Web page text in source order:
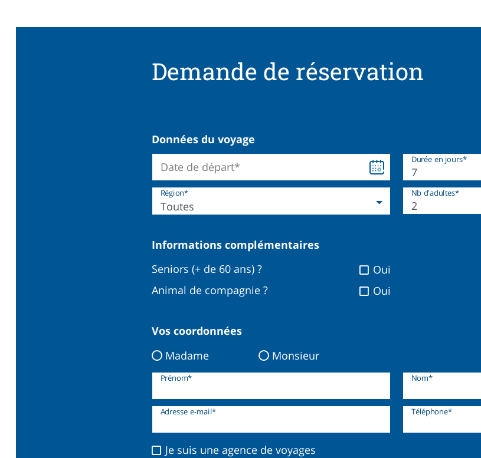
Demande de réservation
Données du voyage
Date de départ*
Durée en jours*
Toutes
Région* Nb d'adultes*
Informations complémentaires
Seniors (+ de 60 ans) ?
Oui
Animal de compagnie ?
Oui
Vos coordonnées
Madame
Monsieur
Prénom* Nom*
Adresse e-mail* Téléphone*
Je suis une agence de voyages